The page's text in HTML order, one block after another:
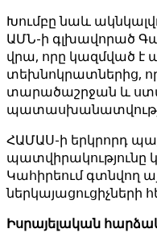
Խումբը նաև
ԱՄՆ-ի գլխավորած
վրա, որը կազմված է
տեխնոկրատներից,
տարածաշրջան և
ՀԱՄԱՍ-ի երկրորդ
պատվիրակությունը
Կահիրեում գտնվող
ներկայացուցիչների
Իսրայելական